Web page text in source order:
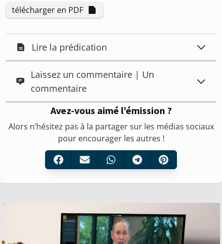
télécharger en PDF
Lire la prédication
Laissez un commentaire | Un
commentaire
Avez-vous aimé l’émission ?
Alors n’hésitez pas à la partager sur les médias sociaux
pour encourager les autres !